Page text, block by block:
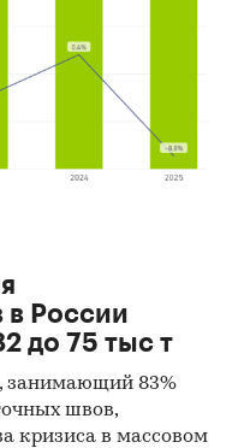
России
до 75 тыс т
занимающий 83%
швов,
кризиса в массовом